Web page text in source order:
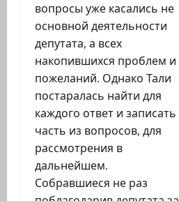
вопросы уже касались не
основной деятельности
депутата, а всех
накопившихся проблем и
пожеланий. Однако Тали
постаралась найти для
каждого ответ и записать
часть из вопросов, для
рассмотрения в
дальнейшем.
Собравшиеся не раз